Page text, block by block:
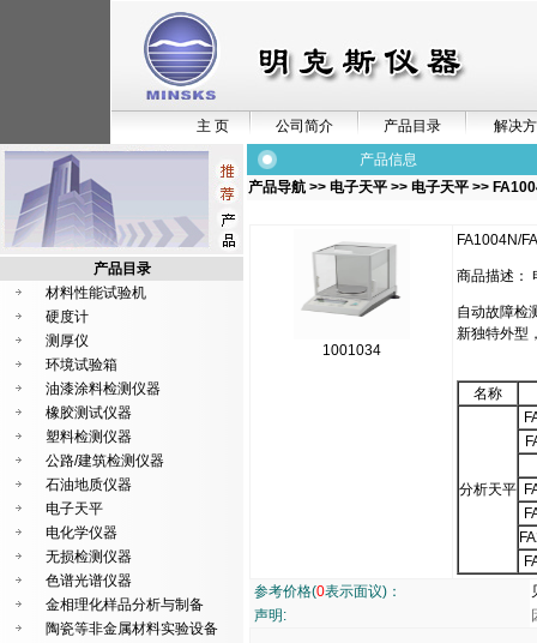
主 页 公司简介 产品目录 解决
产品目录
材料性能试验机
硬度计
测厚仪
环境试验箱
油漆涂料检测仪器
橡胶测试仪器
塑料检测仪器
公路/建筑检测仪器
石油地质仪器
电子天平
电化学仪器
无损检测仪器
色谱光谱仪器
金相理化样品分析与制备
陶瓷等非金属材料实验设备
产品信息
产品导航 >> 电子天平 >> 电子天平 >>
1001034
FA1004N/
商品描述：
自动故障检
新独特外型
名称
分析天平
参考价格(0表示面议)：
声明: